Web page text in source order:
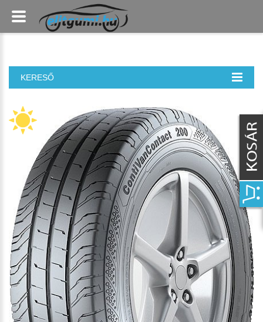
KERESŐ